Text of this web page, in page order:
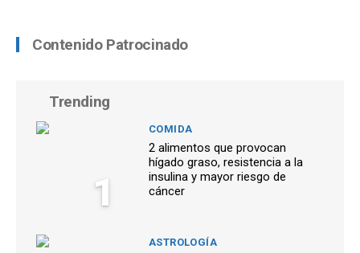
Contenido Patrocinado
Trending
1
COMIDA
2 alimentos que provocan
hígado graso, resistencia a la
insulina y mayor riesgo de
cáncer
ASTROLOGÍA